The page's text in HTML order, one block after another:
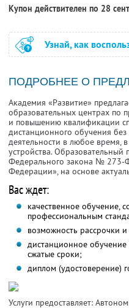
Купон действителен по 28
Узнай, как
ПОДРОБНЕЕ О
Академия «Развитие»
образовательных центрах по
и повышению квалификации
дистанционного обучения
деятельности в любое время,
устройства. Образовательный
Федерального закона № 273-
Федерации», на основе
Вас ждет:
качественное обучение,
профессиональным
возможность рассрочки
дистанционное обучение
сжатые сроки;
диплом (удостоверение)
Услуги предоставляет: